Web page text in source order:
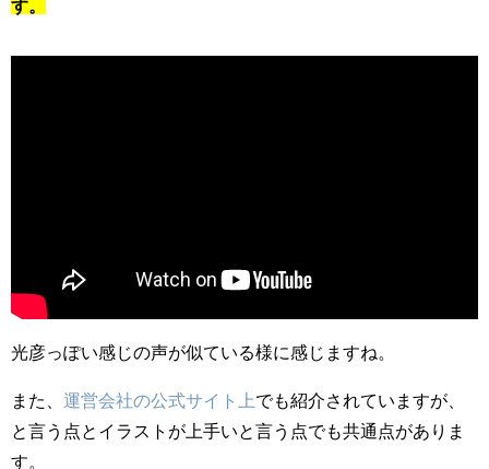
す。
光彦っぽい感じの声が似ている様に感じますね。
また、 運営会社の公式サイト上でも紹介されていますが、
と言う点とイラストが上手いと言う点でも共通点がありま
す。